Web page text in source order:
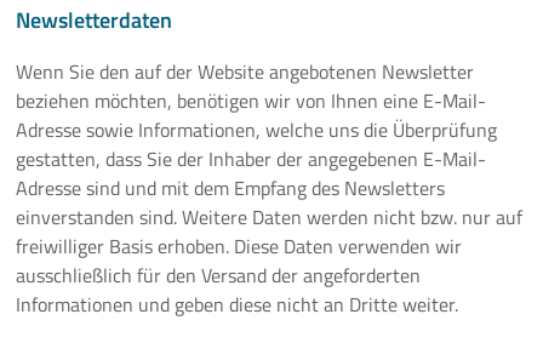
Newsletterdaten
Wenn Sie den auf der Website angebotenen Newsletter
beziehen möchten, benötigen wir von Ihnen eine E-Mail-
Adresse sowie Informationen, welche uns die Überprüfung
gestatten, dass Sie der Inhaber der angegebenen E-Mail-
Adresse sind und mit dem Empfang des Newsletters
einverstanden sind. Weitere Daten werden nicht bzw. nur auf
freiwilliger Basis erhoben. Diese Daten verwenden wir
ausschließlich für den Versand der angeforderten
Informationen und geben diese nicht an Dritte weiter.